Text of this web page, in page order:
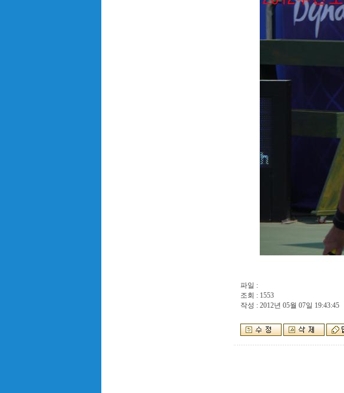
파일 :
조회 : 1553
작성 : 2012년 05월 07일 19:43:45